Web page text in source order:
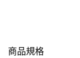
商品規格